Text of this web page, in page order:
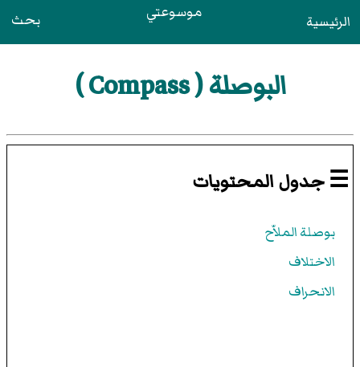
الرئيسية موسوعتي بحث
البوصلة ( Compass )
☰ جدول المحتويات
بوصلة الملاّح
الاختلاف
الانحراف